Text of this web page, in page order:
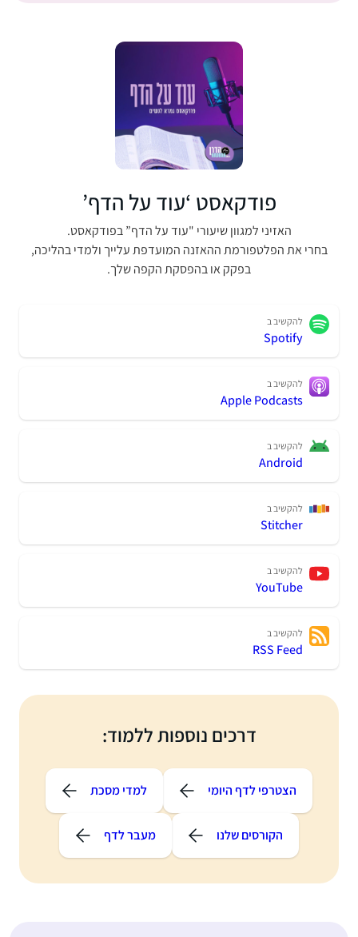
פודקאסט ‘עוד על הדף’
האזיני למגוון שיעורי "עוד על הדף” בפודקאסט.
בחרי את הפלטפורמת ההאזנה המועדפת עלייך ולמדי בהליכה,
בפקק או בהפסקת הקפה שלך.
להקשיב ב
Spotify
להקשיב ב
Apple Podcasts
להקשיב ב
Android
להקשיב ב
Stitcher
להקשיב ב
YouTube
להקשיב ב
RSS Feed
דרכים נוספות ללמוד:
הצטרפי לדף היומי למדי מסכת
הקורסים שלנו מעבר לדף